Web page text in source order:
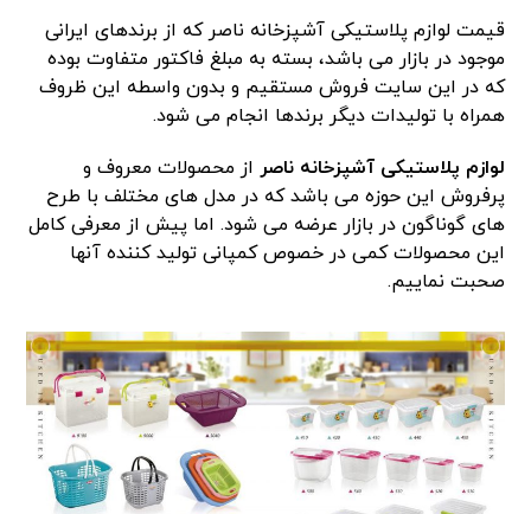
قیمت لوازم پلاستیکی آشپزخانه ناصر که از برندهای ایرانی
موجود در بازار می باشد، بسته به مبلغ فاکتور متفاوت بوده
که در این سایت فروش مستقیم و بدون واسطه این ظروف
همراه با تولیدات دیگر برندها انجام می شود.
لوازم پلاستیکی آشپزخانه ناصر از محصولات معروف و
پرفروش این حوزه می باشد که در مدل های مختلف با طرح
های گوناگون در بازار عرضه می شود. اما پیش از معرفی کامل
این محصولات کمی در خصوص کمپانی تولید کننده آنها
صحبت نماییم.